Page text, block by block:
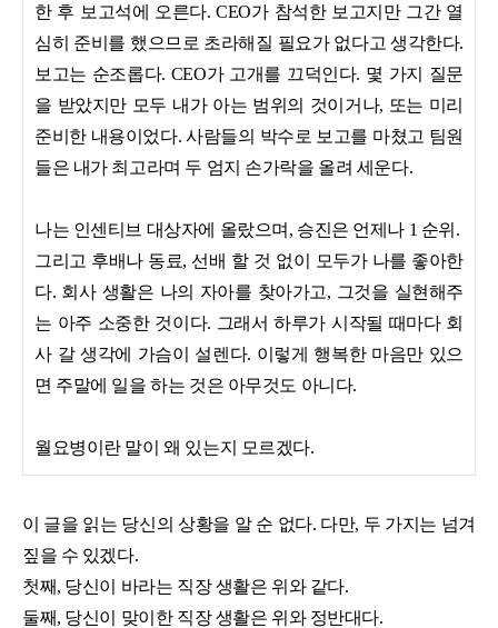
한 후 보고석에 오른다. CEO가 참석한 보고지만 그간 열
심히 준비를 했으므로 초라해질 필요가 없다고 생각한다.
보고는 순조롭다. CEO가 고개를 끄덕인다. 몇 가지 질문
을 받았지만 모두 내가 아는 범위의 것이거나, 또는 미리
준비한 내용이었다. 사람들의 박수로 보고를 마쳤고 팀원
들은 내가 최고라며 두 엄지 손가락을 올려 세운다.
나는 인센티브 대상자에 올랐으며, 승진은 언제나 1 순위.
그리고 후배나 동료, 선배 할 것 없이 모두가 나를 좋아한
다. 회사 생활은 나의 자아를 찾아가고, 그것을 실현해주
는 아주 소중한 것이다. 그래서 하루가 시작될 때마다 회
사 갈 생각에 가슴이 설렌다. 이렇게 행복한 마음만 있으
면 주말에 일을 하는 것은 아무것도 아니다.
월요병이란 말이 왜 있는지 모르겠다.
이 글을 읽는 당신의 상황을 알 순 없다. 다만, 두 가지는 넘겨
짚을 수 있겠다.
첫째, 당신이 바라는 직장 생활은 위와 같다.
둘째, 당신이 맞이한 직장 생활은 위와 정반대다.